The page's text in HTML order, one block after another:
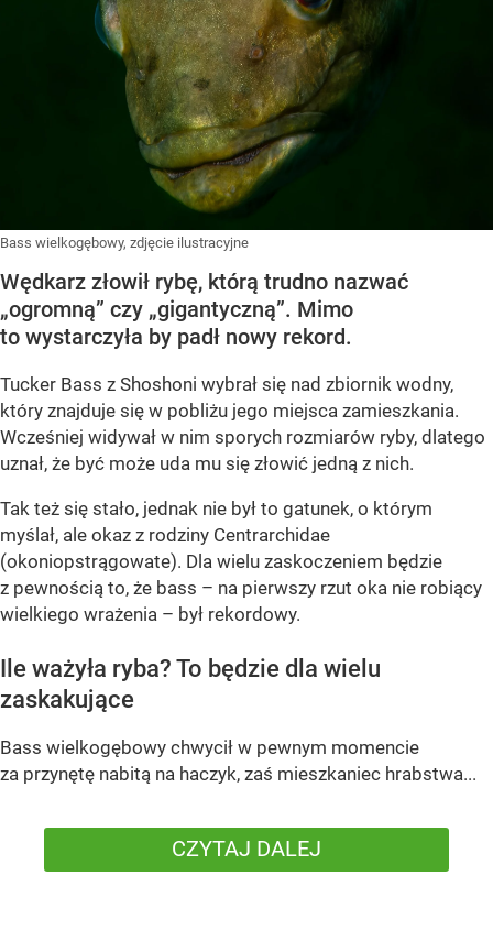
Bass wielkogębowy, zdjęcie ilustracyjne
Wędkarz złowił rybę, którą trudno nazwać
„ogromną” czy „gigantyczną”. Mimo
to wystarczyła by padł nowy rekord.
Tucker Bass z Shoshoni wybrał się nad zbiornik wodny,
który znajduje się w pobliżu jego miejsca zamieszkania.
Wcześniej widywał w nim sporych rozmiarów ryby, dlatego
uznał, że być może uda mu się złowić jedną z nich.
Tak też się stało, jednak nie był to gatunek, o którym
myślał, ale okaz z rodziny Centrarchidae
(okoniopstrągowate). Dla wielu zaskoczeniem będzie
z pewnością to, że bass – na pierwszy rzut oka nie robiący
wielkiego wrażenia – był rekordowy.
Ile ważyła ryba? To będzie dla wielu
zaskakujące
Bass wielkogębowy chwycił w pewnym momencie
za przynętę nabitą na haczyk, zaś mieszkaniec hrabstwa...
CZYTAJ DALEJ